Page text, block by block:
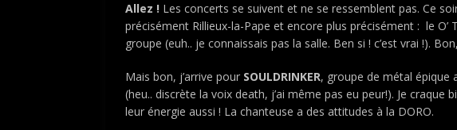
Allez ! Les concerts se suivent et ne se ressemblent pas. Ce
précisément Rillieux-la-Pape et encore plus précisément : le
groupe (euh.. je connaissais pas la salle. Ben si ! c’est vrai !).
Mais bon, j’arrive pour SOULDRINKER, groupe de métal épique
(heu.. discrète la voix death, j’ai même pas eu peur!). Je
leur énergie aussi ! La chanteuse a des attitudes à la DORO.